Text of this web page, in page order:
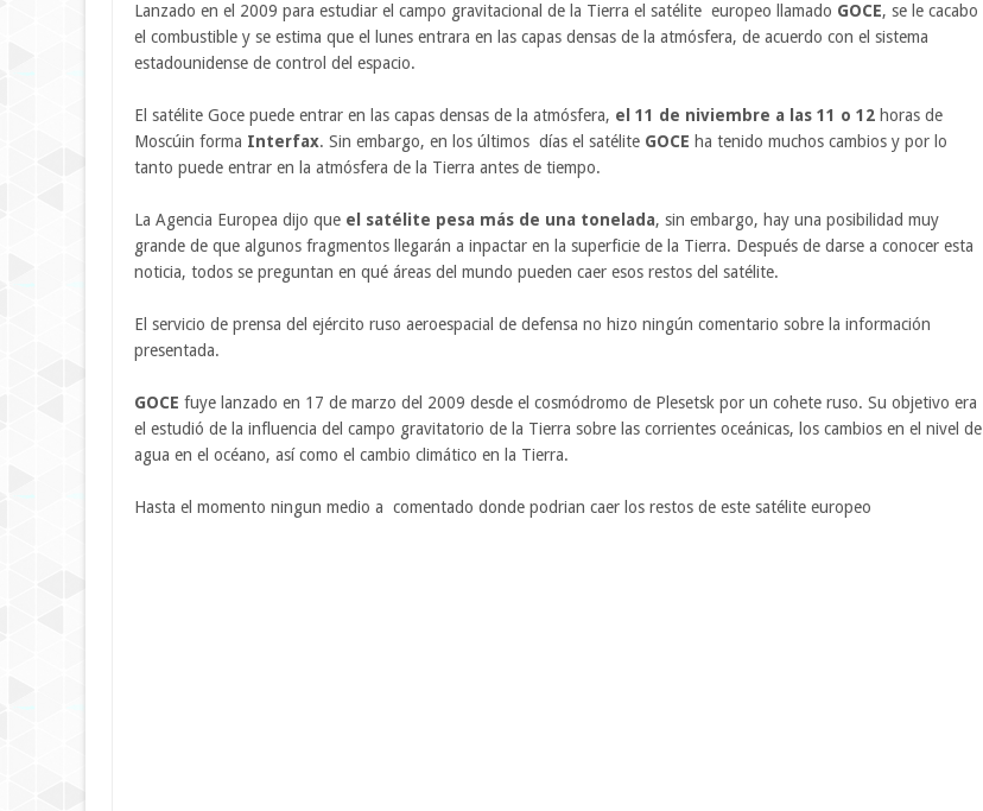
Lanzado en el 2009 para estudiar el campo gravitacional de la Tierra el satélite europeo llamado GOCE, se le cacabo
el combustible y se estima que el lunes entrara en las capas densas de la atmósfera, de acuerdo con el sistema
estadounidense de control del espacio.
El satélite Goce puede entrar en las capas densas de la atmósfera, el 11 de niviembre a las 11 o 12 horas de
Moscúin forma Interfax. Sin embargo, en los últimos días el satélite GOCE ha tenido muchos cambios y por lo
tanto puede entrar en la atmósfera de la Tierra antes de tiempo.
La Agencia Europea dijo que el satélite pesa más de una tonelada, sin embargo, hay una posibilidad muy
grande de que algunos fragmentos llegarán a inpactar en la superficie de la Tierra. Después de darse a conocer esta
noticia, todos se preguntan en qué áreas del mundo pueden caer esos restos del satélite.
El servicio de prensa del ejército ruso aeroespacial de defensa no hizo ningún comentario sobre la información
presentada.
GOCE fuye lanzado en 17 de marzo del 2009 desde el cosmódromo de Plesetsk por un cohete ruso. Su objetivo era
el estudió de la influencia del campo gravitatorio de la Tierra sobre las corrientes oceánicas, los cambios en el nivel de
agua en el océano, así como el cambio climático en la Tierra.
Hasta el momento ningun medio a comentado donde podrian caer los restos de este satélite europeo